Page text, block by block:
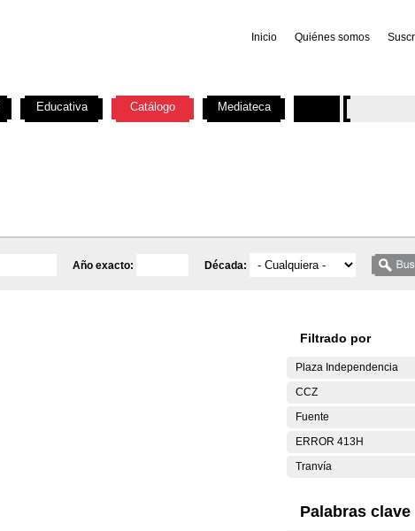
Inicio Quiénes somos
Año exacto: Década:
Filtrado por
Plaza Independencia
CCZ
Fuente
ERROR 413H
Tranvía
Palabras clave
Educativa Catálogo Mediateca